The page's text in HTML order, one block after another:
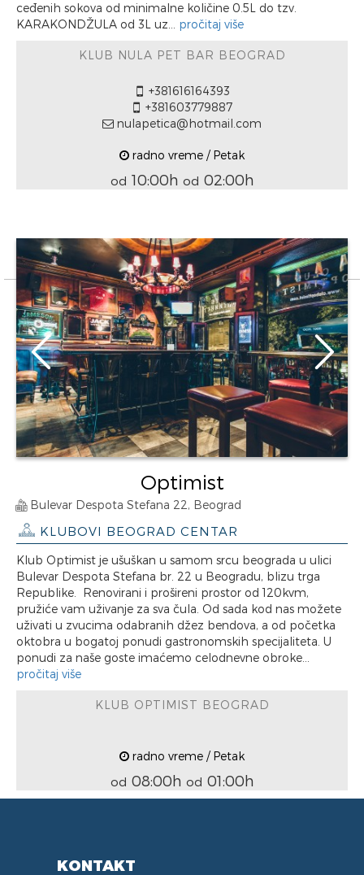
ceđenih sokova od minimalne količine 0.5L do tzv.
KARAKONDŽULA od 3L uz... pročitaj više
KLUB NULA PET BAR BEOGRAD
+381616164393
+381603779887
nulapetica@hotmail.com
radno vreme / Petak
od 10:00h od 02:00h
Optimist
Bulevar Despota Stefana 22, Beograd
KLUBOVI BEOGRAD CENTAR
Klub Optimist je ušuškan u samom srcu beograda u ulici
Bulevar Despota Stefana br. 22 u Beogradu, blizu trga
Republike. Renovirani i prošireni prostor od 120kvm,
pružiće vam uživanje za sva čula. Od sada kod nas možete
uživati u zvucima odabranih džez bendova, a od početka
oktobra u bogatoj ponudi gastronomskih specijaliteta. U
ponudi za naše goste imaćemo celodnevne obroke...
pročitaj više
KLUB OPTIMIST BEOGRAD
radno vreme / Petak
od 08:00h od 01:00h
KONTAKT